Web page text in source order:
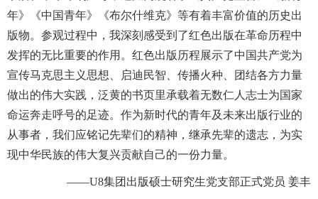
年》《中国青年》《布尔什维克》等有着丰富价值的历史出
版物。参观过程中，我深刻感受到了红色出版在革命历程中
发挥的无比重要的作用。红色出版历程展示了中国共产党为
宣传马克思主义思想、启迪民智、传播火种、团结各方力量
做出的伟大实践，泛黄的书页里承载着无数仁人志士为国家
命运奔走呼号的足迹。作为新时代的青年及未来出版行业的
从事者，我们应铭记先辈们的精神，继承先辈的遗志，为实
现中华民族的伟大复兴贡献自己的一份力量。
——U8集团出版硕士研究生党支部正式党员 姜丰